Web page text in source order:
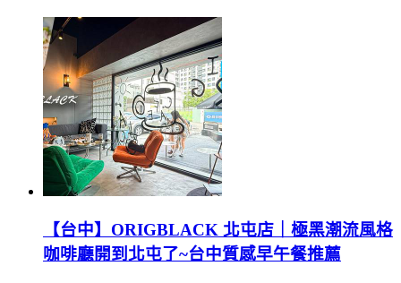
【台中】ORIGBLACK 北屯店｜極黑潮流風格
咖啡廳開到北屯了~台中質感早午餐推薦